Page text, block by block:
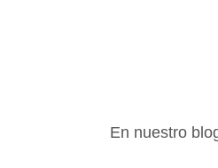
En nuestro